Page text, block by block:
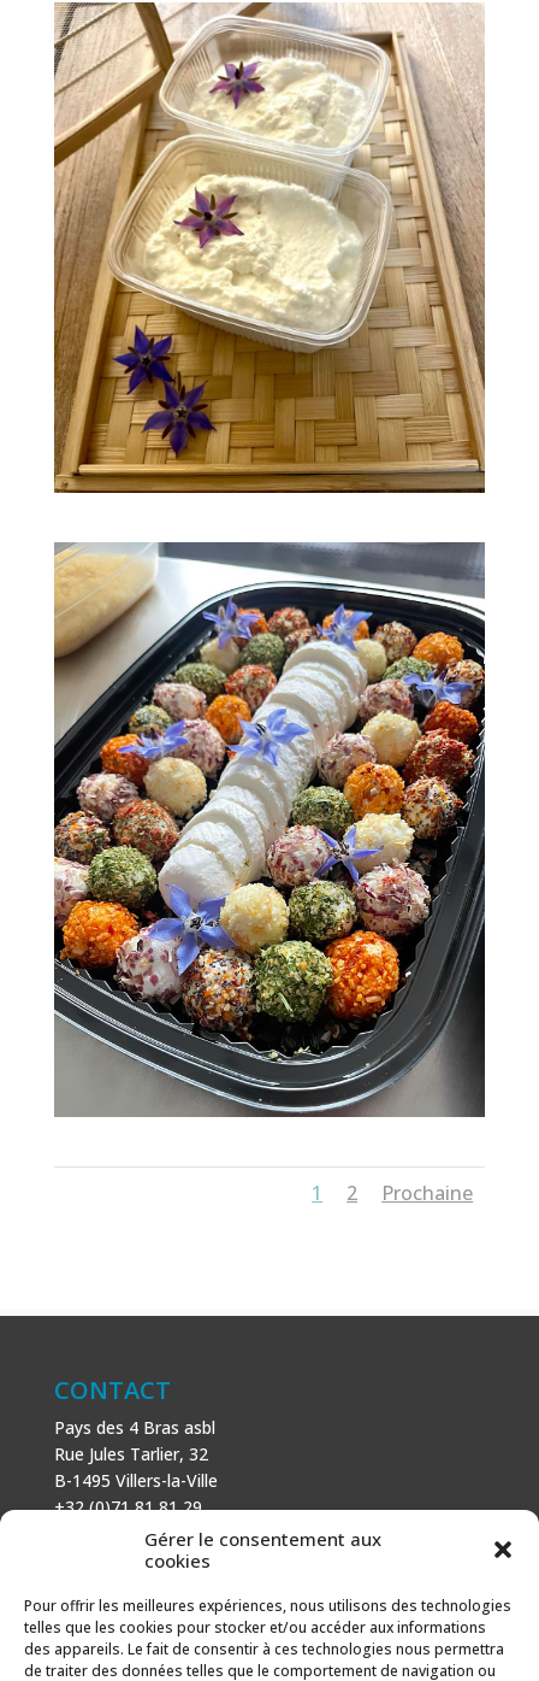
Gérer le consentement aux
cookies
Pour offrir les meilleures expériences, nous utilisons des technologies
telles que les cookies pour stocker et/ou accéder aux informations
des appareils. Le fait de consentir à ces technologies nous permettra
de traiter des données telles que le comportement de navigation ou
1 2 Prochaine
CONTACT
Pays des 4 Bras asbl
Rue Jules Tarlier, 32
B-1495 Villers-la-Ville
+32 (0)71 81 81 29
N° d’entreprise : 666 464 432
Mentions légales
AVEC LE SOUTIEN DE